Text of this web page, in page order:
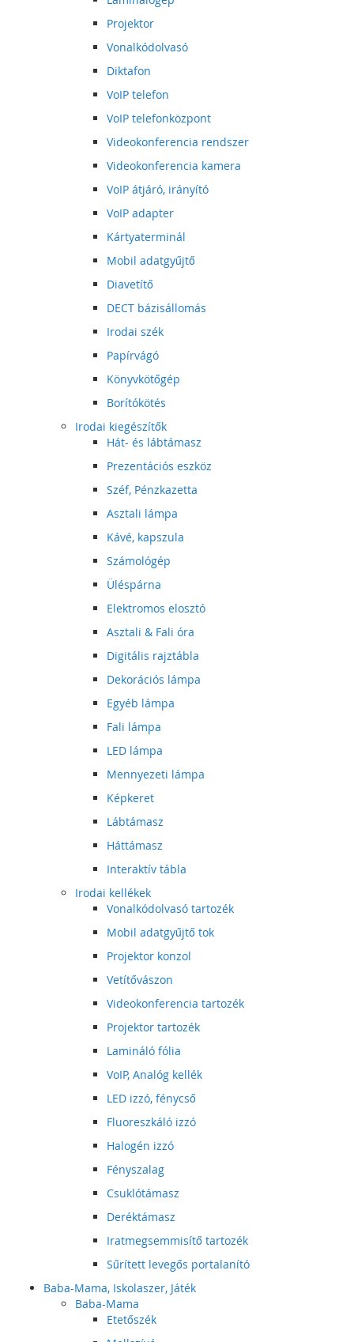
Projektor
Vonalkódolvasó
Diktafon
VoIP telefon
VoIP telefonközpont
Videokonferencia rendszer
Videokonferencia kamera
VoIP átjáró, irányító
VoIP adapter
Kártyaterminál
Mobil adatgyűjtő
Diavetítő
DECT bázisállomás
Irodai szék
Papírvágó
Könyvkötőgép
Borítókötés
Irodai kiegészítők
Hát- és lábtámasz
Prezentációs eszköz
Széf, Pénzkazetta
Asztali lámpa
Kávé, kapszula
Számológép
Üléspárna
Elektromos elosztó
Asztali & Fali óra
Digitális rajztábla
Dekorációs lámpa
Egyéb lámpa
Fali lámpa
LED lámpa
Mennyezeti lámpa
Képkeret
Lábtámasz
Háttámasz
Interaktív tábla
Irodai kellékek
Vonalkódolvasó tartozék
Mobil adatgyűjtő tok
Projektor konzol
Vetítővászon
Videokonferencia tartozék
Projektor tartozék
Lamináló fólia
VoIP, Analóg kellék
LED izzó, fénycső
Fluoreszkáló izzó
Halogén izzó
Fényszalag
Csuklótámasz
Deréktámasz
Iratmegsemmisítő tartozék
Sűrített levegős portalanító
Baba-Mama, Iskolaszer, Játék
Baba-Mama
Etetőszék